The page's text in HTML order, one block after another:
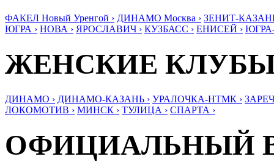
ФАКЕЛ Новый Уренгой › ДИНАМО Москва › ЗЕНИТ-
ЮГРА › НОВА › ЯРОСЛАВИЧ › КУЗБАСС › ЕНИСЕЙ ›
ЖЕНСКИЕ
ДИНАМО › ДИНАМО-КАЗАНЬ › УРАЛОЧКА-НТМК ›
ЛОКОМОТИВ › МИНСК › ТУЛИЦА › СПАРТА ›
ОФИЦИАЛЬНЫЙ